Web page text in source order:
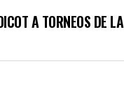
A TORNEOS DE LA